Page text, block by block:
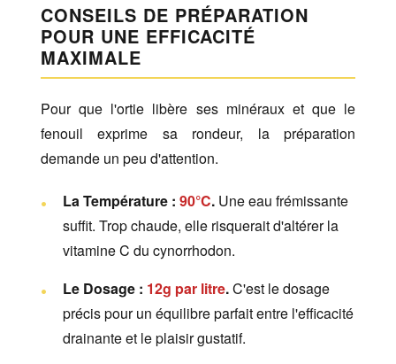
CONSEILS DE PRÉPARATION
POUR UNE EFFICACITÉ
MAXIMALE
Pour que l'ortie libère ses minéraux et que le
fenouil exprime sa rondeur, la préparation
demande un peu d'attention.
La Température :90°C. Une eau frémissante
suffit. Trop chaude, elle risquerait d'altérer la
vitamine C du cynorrhodon.
Le Dosage : 12g par litre.C'est le dosage
précis pour un équilibre parfait entre l'efficacité
drainante et le plaisir gustatif.